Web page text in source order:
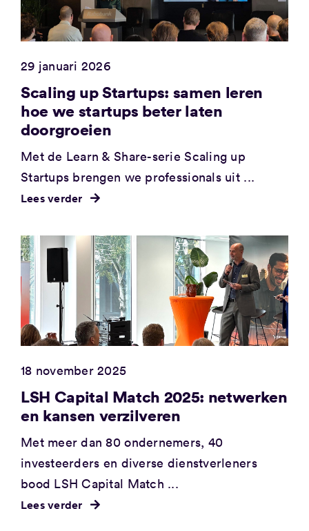
29 januari 2026
Scaling up Startups: samen leren
hoe we startups beter laten
doorgroeien
Met de Learn & Share-serie Scaling up
Startups brengen we professionals uit ...
Lees verder
18 november 2025
LSH Capital Match 2025: netwerken
en kansen verzilveren
Met meer dan 80 ondernemers, 40
investeerders en diverse dienstverleners
bood LSH Capital Match ...
Lees verder